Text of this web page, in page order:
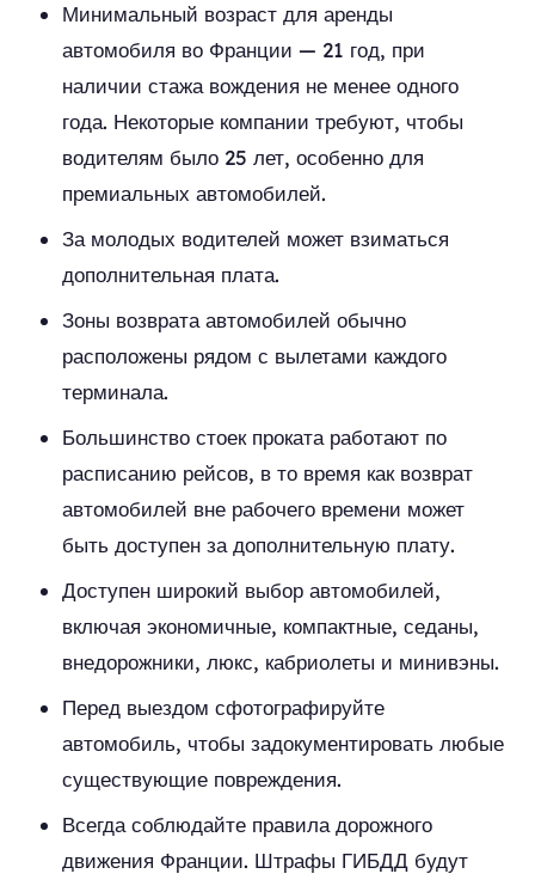
Минимальный возраст для аренды
автомобиля во Франции — 21 год, при
наличии стажа вождения не менее одного
года. Некоторые компании требуют, чтобы
водителям было 25 лет, особенно для
премиальных автомобилей.
За молодых водителей может взиматься
дополнительная плата.
Зоны возврата автомобилей обычно
расположены рядом с вылетами каждого
терминала.
Большинство стоек проката работают по
расписанию рейсов, в то время как возврат
автомобилей вне рабочего времени может
быть доступен за дополнительную плату.
Доступен широкий выбор автомобилей,
включая экономичные, компактные, седаны,
внедорожники, люкс, кабриолеты и минивэны.
Перед выездом сфотографируйте
автомобиль, чтобы задокументировать любые
существующие повреждения.
Всегда соблюдайте правила дорожного
движения Франции. Штрафы ГИБДД будут